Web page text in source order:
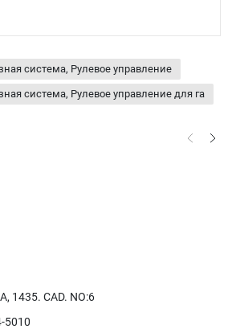
система, Рулевое управление
система, Рулевое управление для га
1435. CAD. NO:6
5010